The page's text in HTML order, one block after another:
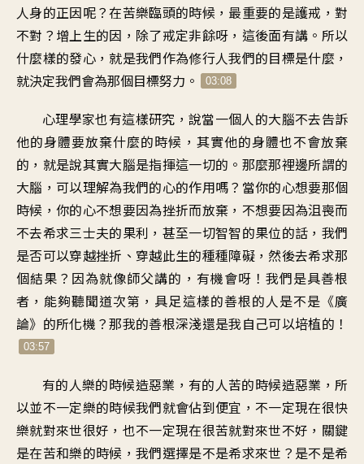
人身的正因呢？在苦樂臨頭的時候，最重要的是護戒，對
不對？增上生的因，除了戒定非餘呀，這後面有講。所以
什麼樣的發心，就是我們作為修行人我們的目標是什麼，
就決定我們會為那個目標努力。
03:08
心理學家也有這樣研究，說當一個人的大腦不去告訴
他的身體要放棄什麼的時候，其實他的身體也不會放棄
的，就是說其實大腦是指揮這一切的。那麼那裡邊所謂的
大腦，可以理解為我們的心的作用嗎？當你的心想要那個
時候，你的心不想要因為挫折而放棄，不想要因為沮喪而
不去希求三士夫的果利，甚至一切智智的果位的話，我們
是否可以穿越挫折、穿越此生的種種障礙，然後去希求那
個結果？因為就像師父講的，有機會呀！我們是具善根
者，能夠聽聞道次第，具足這樣的善根的人是不是《廣
論》的所化機？那我的善根深淺還是我自己可以培植的！
03:57
有的人樂的時候造惡業，有的人苦的時候造惡業，所
以並不一定樂的時候我們就會佔到便宜，不一定現在很快
樂就對來世很好，也不一定現在很苦就對來世不好，關鍵
是在苦和樂的時候，我們選擇是不是希求來世？是不是希